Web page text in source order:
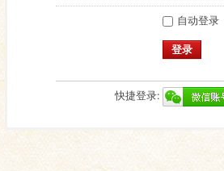
自动登录
登录
快捷登录: